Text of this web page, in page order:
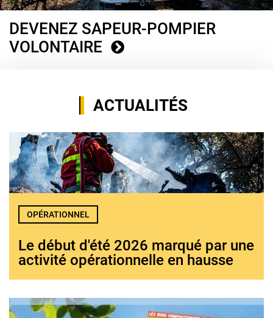
DEVENEZ SAPEUR-POMPIER
VOLONTAIRE
ACTUALITÉS
OPÉRATIONNEL
Le début d'été 2026 marqué par une
activité opérationnelle en hausse